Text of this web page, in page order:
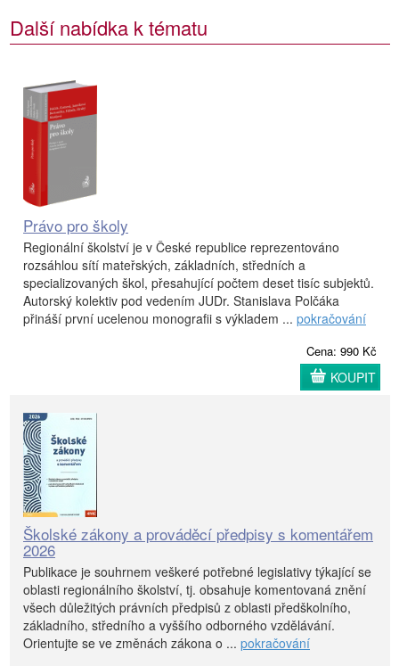
Další nabídka k tématu
Právo pro školy
Regionální školství je v České republice reprezentováno
rozsáhlou sítí mateřských, základních, středních a
specializovaných škol, přesahující počtem deset tisíc subjektů.
Autorský kolektiv pod vedením JUDr. Stanislava Polčáka
přináší první ucelenou monografii s výkladem ... pokračování
Cena: 990 Kč
KOUPIT
Školské zákony a prováděcí předpisy s komentářem
2026
Publikace je souhrnem veškeré potřebné legislativy týkající se
oblasti regionálního školství, tj. obsahuje komentovaná znění
všech důležitých právních předpisů z oblasti předškolního,
základního, středního a vyššího odborného vzdělávání.
Orientujte se ve změnách zákona o ... pokračování